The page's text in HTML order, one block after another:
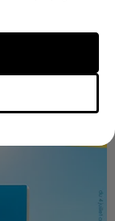
LES
!...